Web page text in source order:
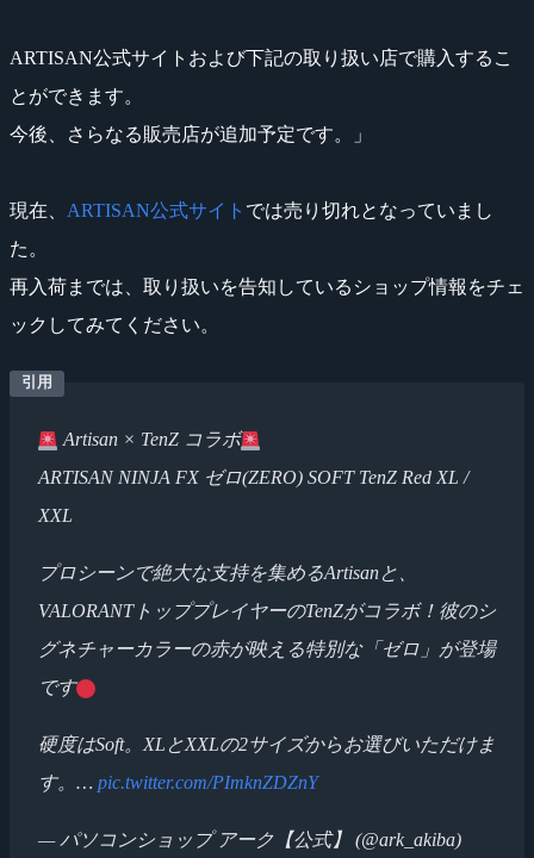
ARTISAN公式サイトおよび下記の取り扱い店で購入するこ
とができます。
今後、さらなる販売店が追加予定です。」
現在、 ARTISAN公式サイト では売り切れとなっていまし
た。
再入荷までは、取り扱いを告知しているショップ情報をチェ
ックしてみてください。
Artisan × TenZ コラボ
ARTISAN NINJA FX ゼロ(ZERO) SOFT TenZ Red XL /
XXL
プロシーンで絶大な支持を集めるArtisanと、
VALORANTトッププレイヤーのTenZがコラボ！彼のシ
グネチャーカラーの赤が映える特別な「ゼロ」が登場
です
硬度はSoft。XLとXXLの2サイズからお選びいただけま
す。… pic.twitter.com/PImknZDZnY
— パソコンショップ アーク【公式】 (@ark_akiba)